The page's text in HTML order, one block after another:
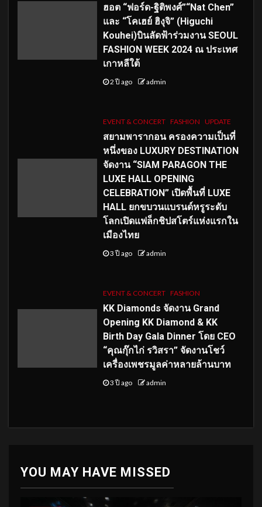
ฮอต “ฟอร์ด-ฐิติพงศ์”“Nat Chen”
และ “โคเฮย์ ฮิงุจิ” (Higuchi
Kouhei)บินลัดฟ้าร่วมงาน SEOUL
FASHION WEEK 2024 ณ ประเทศ
เกาหลีใต้
2 ปี ago admin
EVENT & CONCERT FASHION UPDATE
สยามพารากอน ครองความเป็นที่
หนึ่งของ LUXURY DESTINATION
จัดงาน “SIAM PARAGON THE
LUXE HALL OPENING
CELEBRATION” เปิดพื้นที่ LUXE
HALL ยกขบวนแบรนด์หรูระดับ
โลกเปิดแฟล็กชิปสโตร์แห่งแรกใน
เมืองไทย
3 ปี ago admin
EVENT & CONCERT FASHION
KK Diamonds จัดงาน Grand
Opening KK Diamond & KK
Birth Day Gala Dinner โดย CEO
“คุณกุ๊กไก่ รวิสรา” จัดงานโชว์
เครื่องเพชรมูลค่าหลายล้านบาท
3 ปี ago admin
YOU MAY HAVE MISSED